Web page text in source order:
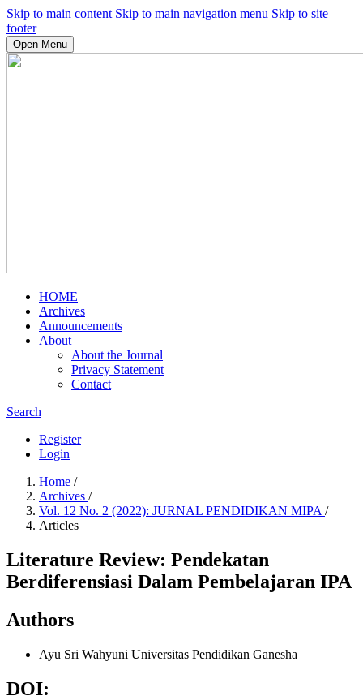
Skip to main content Skip to main navigation menu Skip to site
footer
Open Menu
HOME
Archives
Announcements
About
About the Journal
Privacy Statement
Contact
Search
Register
Login
Home /
Archives /
Vol. 12 No. 2 (2022): JURNAL PENDIDIKAN MIPA /
Articles
Literature Review: Pendekatan
Berdiferensiasi Dalam Pembelajaran IPA
Authors
Ayu Sri Wahyuni Universitas Pendidikan Ganesha
DOI: